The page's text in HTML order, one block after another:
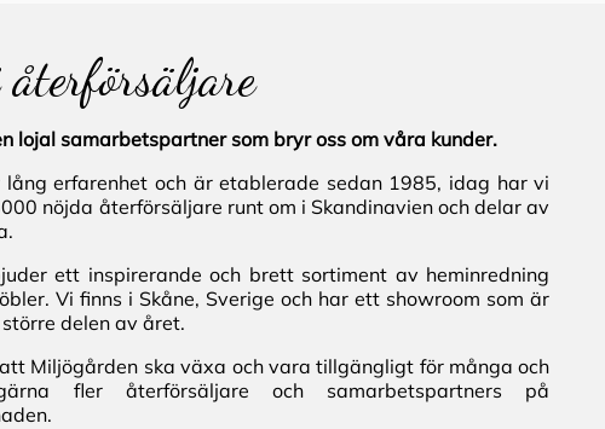
lojal samarbetspartner som bryr oss om våra kunder.
lång erfarenhet och är etablerade sedan 1985, idag har vi
nöjda återförsäljare runt om i Skandinavien och delar av
ett inspirerande och brett sortiment av heminredning
Vi finns i Skåne, Sverige och har ett showroom som är
delen av året.
Miljögården ska växa och vara tillgängligt för många och
fler återförsäljare och samarbetspartners på